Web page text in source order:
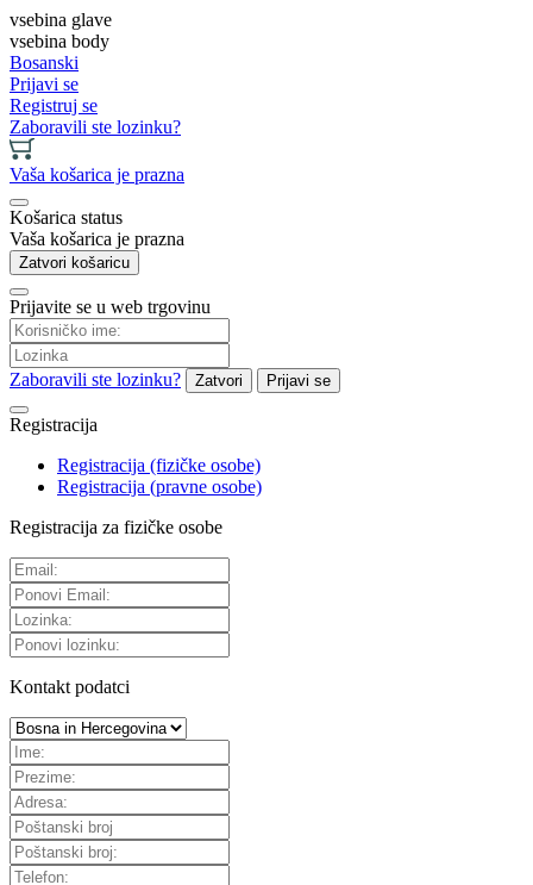
vsebina glave
vsebina body
Bosanski
Prijavi se
Registruj se
Zaboravili ste lozinku?
Vaša košarica je prazna
Košarica status
Vaša košarica je prazna
Zatvori košaricu
Prijavite se u web trgovinu
Zaboravili ste lozinku? Zatvori Prijavi se
Registracija
Registracija (fizičke osobe)
Registracija (pravne osobe)
Registracija za fizičke osobe
Kontakt podatci